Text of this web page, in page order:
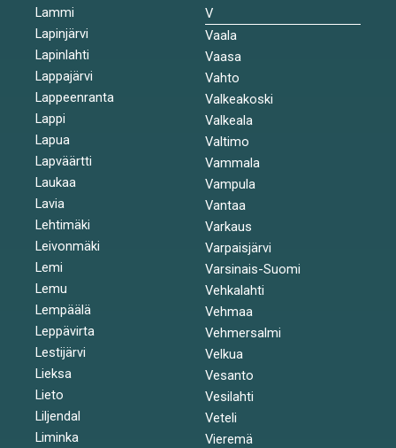
Lammi
Lapinjärvi
Lapinlahti
Lappajärvi
Lappeenranta
Lappi
Lapua
Lapväärtti
Laukaa
Lavia
Lehtimäki
Leivonmäki
Lemi
Lemu
Lempäälä
Leppävirta
Lestijärvi
Lieksa
Lieto
Liljendal
Liminka
V
Vaala
Vaasa
Vahto
Valkeakoski
Valkeala
Valtimo
Vammala
Vampula
Vantaa
Varkaus
Varpaisjärvi
Varsinais-Suomi
Vehkalahti
Vehmaa
Vehmersalmi
Velkua
Vesanto
Vesilahti
Veteli
Vieremä